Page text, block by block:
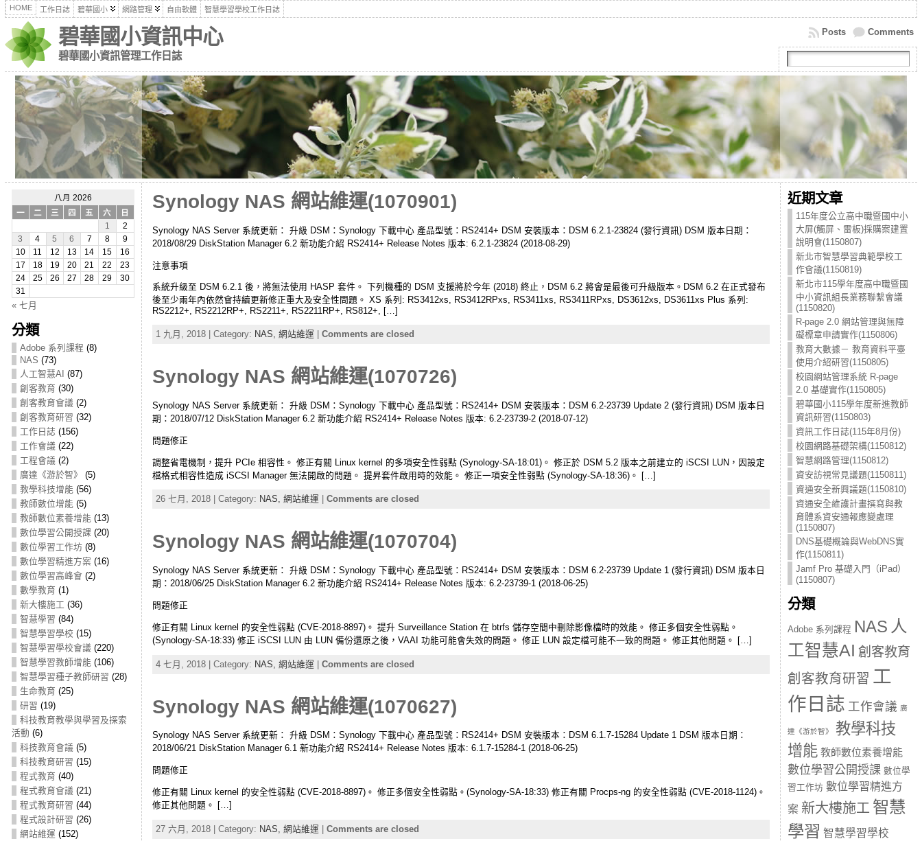
HOME 工作日誌 碧華國小 網路管理 自由軟體 智慧學習學校工作日誌
碧華國小資訊中心
碧華國小資訊管理工作日誌
Comments
Posts
八月 2026
一
二 三 四 五 六
日
1
2
3
4 5 6 7 8
9
10
11 12 13 14 15
16
17
18 19 20 21 22
23
24
25 26 27 28 29
30
31
« 七月
分類
Adobe 系列課程 (8)
NAS (73)
人工智慧AI (87)
創客教育 (30)
創客教育會議 (2)
創客教育研習 (32)
工作日誌 (156)
工作會議 (22)
工程會議 (2)
廣達《游於智》
(5)
教學科技增能(56)
教師數位增能(5)
教師數位素養增能(13)
數位學習公開授課 (20)
數位學習工作坊(8)
數位學習精進方案 (16)
數位學習高峰會 (2)
數學教育 (1)
新大樓施工 (36)
智慧學習 (84)
智慧學習學校 (15)
智慧學習學校會議 (220)
智慧學習教師增能(106)
智慧學習種子教師研習 (28)
生命教育 (25)
研習 (19)
科技教育教學與學習及探索
活動 (6)
科技教育會議 (5)
科技教育研習 (15)
程式教育 (40)
程式教育會議 (21)
程式教育研習 (44)
程式設計研習 (26)
網站維運 (152)
Synology NAS 網站維運(1070901)
Synology NAS Server 系統更新： 升級 DSM：Synology 下載中心 產品型號：RS2414+ DSM 安裝版本：DSM 6.2.1-23824 (發行資訊) DSM 版本日期：
2018/08/29 DiskStation Manager 6.2 新功能介紹 RS2414+ Release Notes 版本: 6.2.1-23824 (2018-08-29)
注意事項
系統升級至 DSM 6.2.1 後，將無法使用 HASP 套件。 下列機種的 DSM 支援將於今年 (2018) 終止，DSM 6.2 將會是最後可升級版本。DSM 6.2 在正式發布
後至少兩年內依然會持續更新修正重大及安全性問題。 XS 系列: RS3412xs, RS3412RPxs, RS3411xs, RS3411RPxs, DS3612xs, DS3611xs Plus 系列:
RS2212+, RS2212RP+, RS2211+, RS2211RP+, RS812+, […]
1 九月, 2018 | Category: NAS, 網站維運 Comments are closed
Synology NAS 網站維運(1070726)
Synology NAS Server 系統更新： 升級 DSM：Synology 下載中心 產品型號：RS2414+ DSM 安裝版本：DSM 6.2-23739 Update 2 (發行資訊) DSM 版本日
期：2018/07/12 DiskStation Manager 6.2 新功能介紹 RS2414+ Release Notes 版本: 6.2-23739-2 (2018-07-12)
問題修正
調整省電機制，提升 PCIe 相容性。 修正有關 Linux kernel 的多項安全性弱點 (Synology-SA-18:01)。 修正於 DSM 5.2 版本之前建立的 iSCSI LUN，因設定
檔格式相容性造成 iSCSI Manager 無法開啟的問題。 提昇套件啟用時的效能。 修正一項安全性弱點 (Synology-SA-18:36)。 […]
26 七月, 2018 | Category: NAS, 網站維運 Comments are closed
Synology NAS 網站維運(1070704)
Synology NAS Server 系統更新： 升級 DSM：Synology 下載中心 產品型號：RS2414+ DSM 安裝版本：DSM 6.2-23739 Update 1 (發行資訊) DSM 版本日
期：2018/06/25 DiskStation Manager 6.2 新功能介紹 RS2414+ Release Notes 版本: 6.2-23739-1 (2018-06-25)
問題修正
修正有關 Linux kernel 的安全性弱點 (CVE-2018-8897)。 提升 Surveillance Station 在 btrfs 儲存空間中刪除影像檔時的效能。 修正多個安全性弱點。
(Synology-SA-18:33) 修正 iSCSI LUN 由 LUN 備份還原之後，VAAI 功能可能會失效的問題。 修正 LUN 設定檔可能不一致的問題。 修正其他問題。 […]
4 七月, 2018 | Category: NAS, 網站維運 | Comments are closed
Synology NAS 網站維運(1070627)
Synology NAS Server 系統更新： 升級 DSM：Synology 下載中心 產品型號：RS2414+ DSM 安裝版本：DSM 6.1.7-15284 Update 1 DSM 版本日期：
2018/06/21 DiskStation Manager 6.1 新功能介紹 RS2414+ Release Notes 版本: 6.1.7-15284-1 (2018-06-25)
問題修正
修正有關 Linux kernel 的安全性弱點 (CVE-2018-8897)。 修正多個安全性弱點。(Synology-SA-18:33) 修正有關 Procps-ng 的安全性弱點 (CVE-2018-1124)。
修正其他問題。 […]
27 六月, 2018 | Category: NAS, 網站維運 Comments are closed
近期文章
115年度公立高中職暨國中小
大屏(觸屏、雷板)採購案建置
說明會(1150807)
新北市智慧學習典範學校工
作會議(1150819)
新北市115學年度高中職暨國
中小資訊組長業務聯繫會議
(1150820)
R-page 2.0 網站管理與無障
礙標章申請實作(1150806)
教育大數據－ 教育資料平臺
使用介紹研習(1150805)
校園網站管理系統 R-page
2.0 基礎實作(1150805)
碧華國小115學年度新進教師
資訊研習(1150803)
資訊工作日誌(115年8月份)
校園網路基礎架構(1150812)
智慧網路管理(1150812)
資安訪視常見議題(1150811)
資通安全新興議題(1150810)
資通安全維護計畫撰寫與教
育體系資安通報應變處理
(1150807)
DNS基礎概論與WebDNS實
作(1150811)
Jamf Pro 基礎入門（iPad）
(1150807)
分類
Adobe 系列課程 NAS 人
工智慧AI 創客教育
創客教育研習 工
作日誌 工作會議 廣
達《游於智》
教學科技
增能 教師數位素養增能
數位學習公開授課 數位學
習工作坊 數位學習精進方
案 新大樓施工 智慧
學習 智慧學習學校